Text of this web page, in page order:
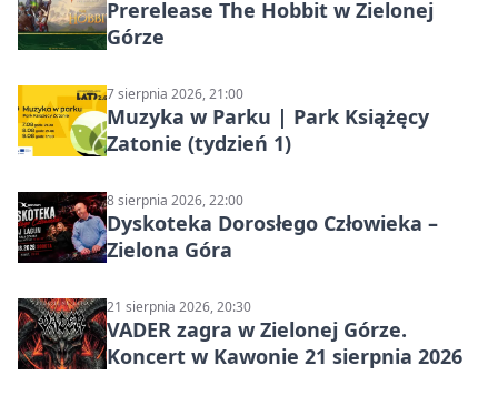
Prerelease The Hobbit w Zielonej
Górze
7 sierpnia 2026, 21:00
Muzyka w Parku | Park Książęcy
Zatonie (tydzień 1)
8 sierpnia 2026, 22:00
Dyskoteka Dorosłego Człowieka –
Zielona Góra
21 sierpnia 2026, 20:30
VADER zagra w Zielonej Górze.
Koncert w Kawonie 21 sierpnia 2026